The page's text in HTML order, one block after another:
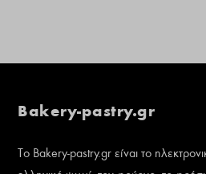
Bakery-pastry.gr
Το Bakery-pastry.gr είναι το